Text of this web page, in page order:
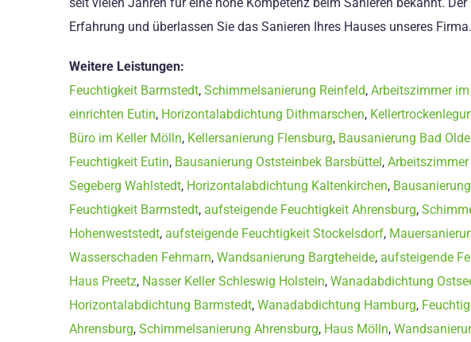
Erfahrung und überlassen Sie das Sanieren Ihres Hauses unseres
Weitere Leistungen:
Feuchtigkeit Barmstedt, Schimmelsanierung Reinfeld, Arbeitszimmer
einrichten Eutin, Horizontalabdichtung Dithmarschen,
Büro im Keller Mölln, Kellersanierung Flensburg, Bausanierung Bad
Feuchtigkeit Eutin, Bausanierung Oststeinbek Barsbüttel,
Segeberg Wahlstedt, Horizontalabdichtung Kaltenkirchen,
Feuchtigkeit Barmstedt, aufsteigende Feuchtigkeit Ahrensburg,
Hohenweststedt, aufsteigende Feuchtigkeit Stockelsdorf,
Wasserschaden Fehmarn, Wandsanierung Bargteheide, aufsteigende
Haus Preetz, Nasser Keller Schleswig Holstein, Wanadabdichtung
Horizontalabdichtung Barmstedt, Wanadabdichtung Hamburg,
Ahrensburg, Schimmelsanierung Ahrensburg, Haus Mölln,